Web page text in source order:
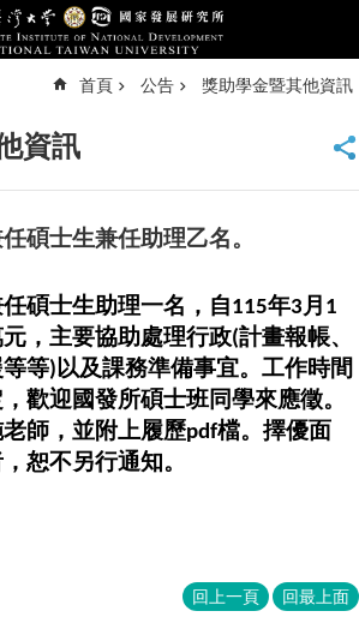
首頁 公告 獎助學金暨其他資訊
資訊
碩士生兼任助理乙名。
碩士生助理一名，自115年3 月 1
，主要協助處理行政(計畫報帳、
等) 以及課務準備事宜。工作時間
歡迎國發所碩士班同學來應徵。
師，並附上履歷pdf檔。擇優面
恕不另行通知。
回上一頁 回最上面